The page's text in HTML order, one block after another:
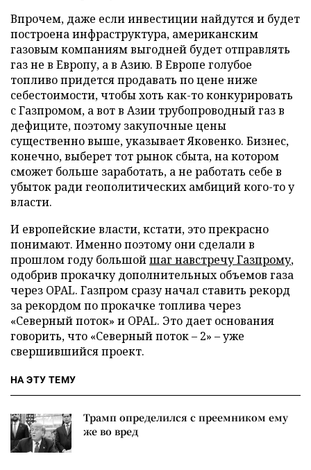
Впрочем, даже если инвестиции найдутся и будет
построена инфраструктура, американским
газовым компаниям выгодней будет отправлять
газ не в Европу, а в Азию. В Европе голубое
топливо придется продавать по цене ниже
себестоимости, чтобы хоть как-то конкурировать
с Газпромом, а вот в Азии трубопроводный газ в
дефиците, поэтому закупочные цены
существенно выше, указывает Яковенко. Бизнес,
конечно, выберет тот рынок сбыта, на котором
сможет больше заработать, а не работать себе в
убыток ради геополитических амбиций кого-то у
власти.
И европейские власти, кстати, это прекрасно
понимают. Именно поэтому они сделали в
прошлом году большойшаг навстречу Газпрому,
одобрив прокачку дополнительных объемов газа
через OPAL. Газпром сразу начал ставить рекорд
за рекордом по прокачке топлива через
«Северный поток» и OPAL. Это дает основания
говорить, что «Северный поток – 2» – уже
свершившийся проект.
НА ЭТУ ТЕМУ
Трамп определился с преемником ему
же во вред